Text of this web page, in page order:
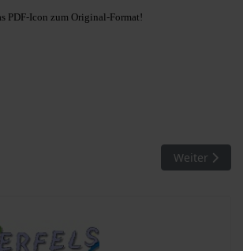
PDF-Icon zum Original-Format!
MM 16/2010. … in das gleiche Mädchen
Nächster
Weiter